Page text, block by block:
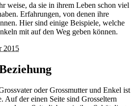
weise, da sie in ihrem Leben schon viel
Erfahrungen, von denen ihre
Hier sind einige Beispiele, welche
mit auf den Weg geben können.
2015
oder Grossmutter und Enkel ist
Auf der einen Seite sind Grosseltern